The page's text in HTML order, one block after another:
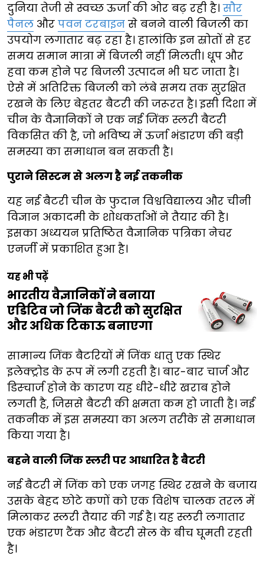
दुनिया तेजी से स्वच्छ ऊर्जा की ओर बढ़ रही है। सौर
पैनल और पवन टरबाइन से बनने वाली बिजली का
उपयोग लगातार बढ़ रहा है। हालांकि इन स्रोतों से हर
समय समान मात्रा में बिजली नहीं मिलती। धूप और
हवा कम होने पर बिजली उत्पादन भी घट जाता है।
ऐसे में अतिरिक्त बिजली को लंबे समय तक सुरक्षित
रखने के लिए बेहतर बैटरी की जरूरत है। इसी दिशा में
चीन के वैज्ञानिकों ने एक नई जिंक स्लरी बैटरी
विकसित की है, जो भविष्य में ऊर्जा भंडारण की बड़ी
समस्या का समाधान बन सकती है।
पुराने सिस्टम से अलग है नई तकनीक
यह नई बैटरी चीन के फुदान विश्वविद्यालय और चीनी
विज्ञान अकादमी के शोधकर्ताओं ने तैयार की है।
इसका अध्ययन प्रतिष्ठित वैज्ञानिक पत्रिका नेचर
एनर्जी में प्रकाशित हुआ है।
यह भी पढ़ें
भारतीय वैज्ञानिकों ने बनाया
एडिटिव जो जिंक बैटरी को सुरक्षित
और अधिक टिकाऊ बनाएगा
सामान्य जिंक बैटरियों में जिंक धातु एक स्थिर
इलेक्ट्रोड के रूप में लगी रहती है। बार-बार चार्ज और
डिस्चार्ज होने के कारण यह धीरे-धीरे खराब होने
लगती है, जिससे बैटरी की क्षमता कम हो जाती है। नई
तकनीक में इस समस्या का अलग तरीके से समाधान
किया गया है।
बहने वाली जिंक स्लरी पर आधारित है बैटरी
नई बैटरी में जिंक को एक जगह स्थिर रखने के बजाय
उसके बेहद छोटे कणों को एक विशेष चालक तरल में
मिलाकर स्लरी तैयार की गई है। यह स्लरी लगातार
एक भंडारण टैंक और बैटरी सेल के बीच घूमती रहती
है।